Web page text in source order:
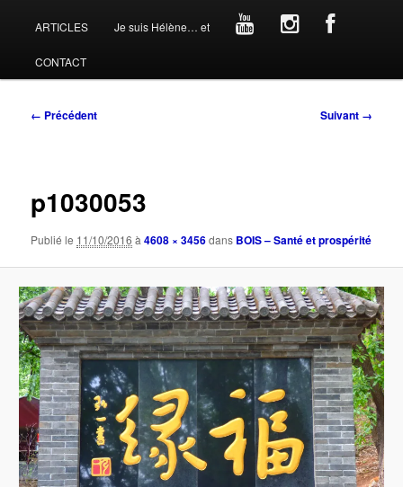
ARTICLES Je suis Hélène… et
CONTACT
Navigation
← Précédent Suivant →
p1030053
Publié le 11/10/2016 à4608 × 3456dans BOIS – Santé et prospérité